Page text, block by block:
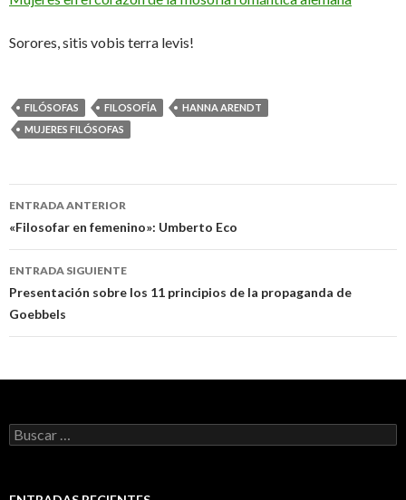
Sorores, sitis vobis terra levis!
FILÓSOFAS FILOSOFÍA
HANNA ARENDT
MUJERES FILÓSOFAS
Navegación
de
entradas
ENTRADA ANTERIOR
«Filosofar en femenino»: Umberto Eco
ENTRADA SIGUIENTE
Presentación sobre los 11 principios de la propaganda de
Goebbels
B
u
a